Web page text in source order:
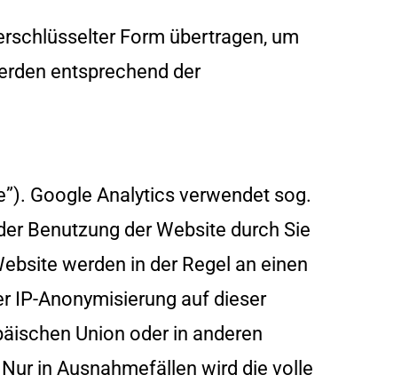
Form übertragen, um
entsprechend der
Google Analytics verwendet sog.
Benutzung der Website durch Sie
werden in der Regel an einen
IP-Anonymisierung auf dieser
Union oder in anderen
in Ausnahmefällen wird die volle